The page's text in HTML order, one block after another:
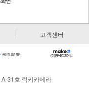
고객센터
31호 럭키카메라